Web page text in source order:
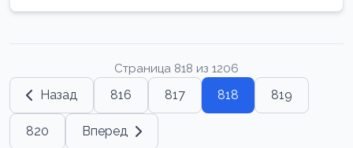
Страница 818 из 1206
Назад 816 817 818 819
820 Вперед